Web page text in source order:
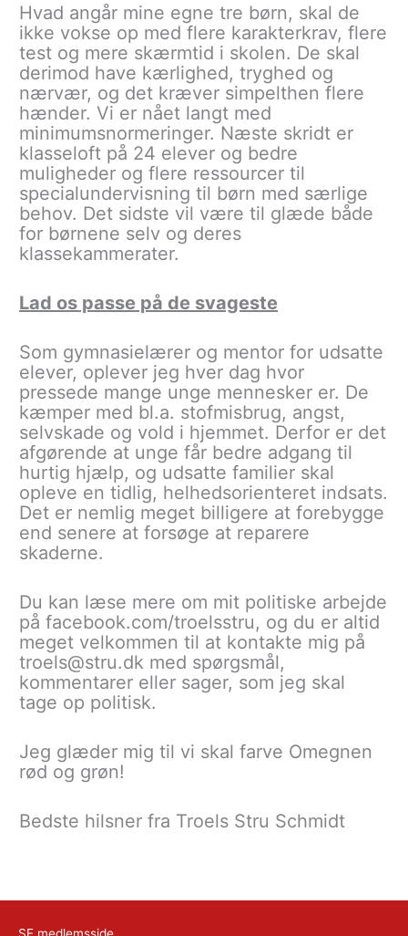
Hvad angår mine egne tre børn, skal de
ikke vokse op med flere karakterkrav, flere
test og mere skærmtid i skolen. De skal
derimod have kærlighed, tryghed og
nærvær, og det kræver simpelthen flere
hænder. Vi er nået langt med
minimumsnormeringer. Næste skridt er
klasseloft på 24 elever og bedre
muligheder og flere ressourcer til
specialundervisning til børn med særlige
behov. Det sidste vil være til glæde både
for børnene selv og deres
klassekammerater.
Lad os passe på de svageste
Som gymnasielærer og mentor for udsatte
elever, oplever jeg hver dag hvor
pressede mange unge mennesker er. De
kæmper med bl.a. stofmisbrug, angst,
selvskade og vold i hjemmet. Derfor er det
afgørende at unge får bedre adgang til
hurtig hjælp, og udsatte familier skal
opleve en tidlig, helhedsorienteret indsats.
Det er nemlig meget billigere at forebygge
end senere at forsøge at reparere
skaderne.
Du kan læse mere om mit politiske arbejde
på facebook.com/troelsstru, og du er altid
meget velkommen til at kontakte mig på
troels@stru.dk med spørgsmål,
kommentarer eller sager, som jeg skal
tage op politisk.
Jeg glæder mig til vi skal farve Omegnen
rød og grøn!
Bedste hilsner fra Troels Stru Schmidt